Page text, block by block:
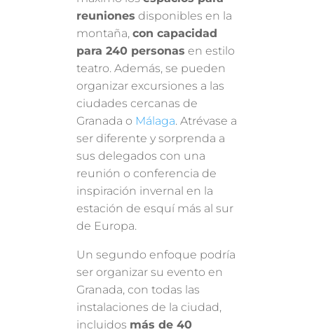
reuniones disponibles en la
montaña,con capacidad
para 240 personas en estilo
teatro. Además, se pueden
organizar excursiones a las
ciudades cercanas de
Granada o Málaga. Atrévase a
ser diferente y sorprenda a
sus delegados con una
reunión o conferencia de
inspiración invernal en la
estación de esquí más al sur
de Europa.
Un segundo enfoque podría
ser organizar su evento en
Granada, con todas las
instalaciones de la ciudad,
incluidos más de 40